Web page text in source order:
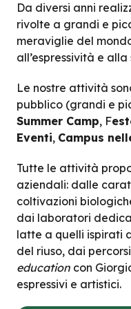
Da diversi anni
rivolte a grandi e
meraviglie del
all’espressività e alla
Le nostre attività
pubblico (grandi e
Summer Camp, F
Eventi, Campus
Tutte le attività
aziendali: dalle
coltivazioni
dai laboratori
latte a quelli ispirati
del riuso, dai
education con
espressivi e artistici.